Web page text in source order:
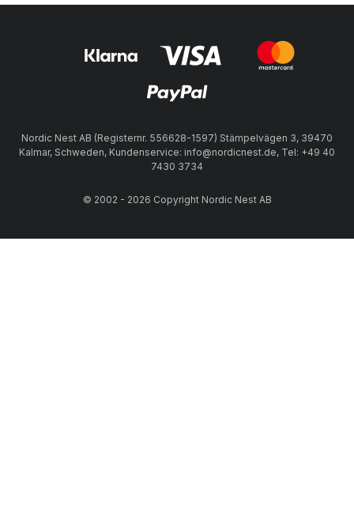
Nordic Nest AB (Registernr. 556628-1597) Stämpelvägen 3, 39470
Kalmar, Schweden, Kundenservice: info@nordicnest.de, Tel: +49 40
7430 3734
© 2002 - 2026 Copyright Nordic Nest AB